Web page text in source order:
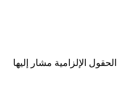
الحقول الإلزامية مشار إليها